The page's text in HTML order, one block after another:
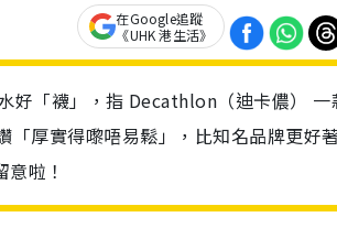
在Google追蹤
《UHK 港生活》
好「襪」，指 Decathlon（迪卡儂） 一
厚實得嚟唔易鬆」，比知名品牌更好
啦！